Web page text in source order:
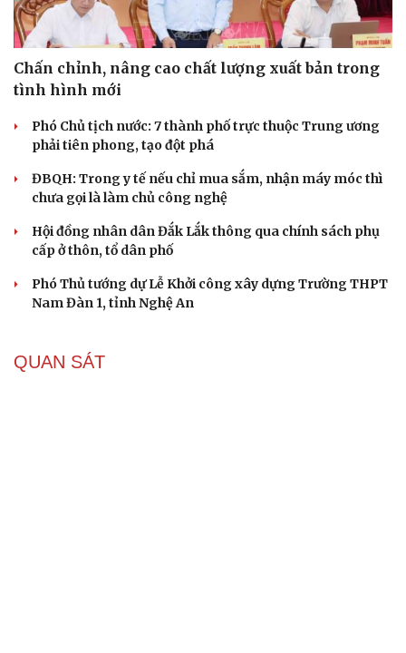
Chấn chỉnh, nâng cao chất lượng xuất bản trong
tình hình mới
Phó Chủ tịch nước: 7 thành phố trực thuộc Trung ương
phải tiên phong, tạo đột phá
ĐBQH: Trong y tế nếu chỉ mua sắm, nhận máy móc thì
chưa gọi là làm chủ công nghệ
Hội đồng nhân dân Đắk Lắk thông qua chính sách phụ
cấp ở thôn, tổ dân phố
Phó Thủ tướng dự Lễ Khởi công xây dựng Trường THPT
Nam Đàn 1, tỉnh Nghệ An
QUAN SÁT